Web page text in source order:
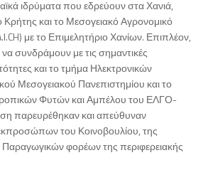
ιδρύματα που εδρεύουν στα Χανιά,
και το Μεσογειακό Αγρονομικό
με το Επιμελητήριο Χανίων. Επιπλέον,
συνδράμουν με τις σημαντικές
και το τμήμα Ηλεκτρονικών
Μεσογειακού Πανεπιστημίου και το
Φυτών και Αμπέλου του ΕΛΓΟ-
παρευρέθηκαν και απεύθυναν
του Κοινοβουλίου, της
Παραγωγικών φορέων της περιφερειακής